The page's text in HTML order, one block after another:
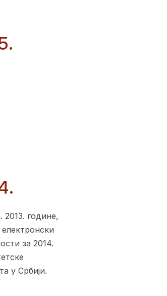
2013. године,
за 2014.
у Србији.